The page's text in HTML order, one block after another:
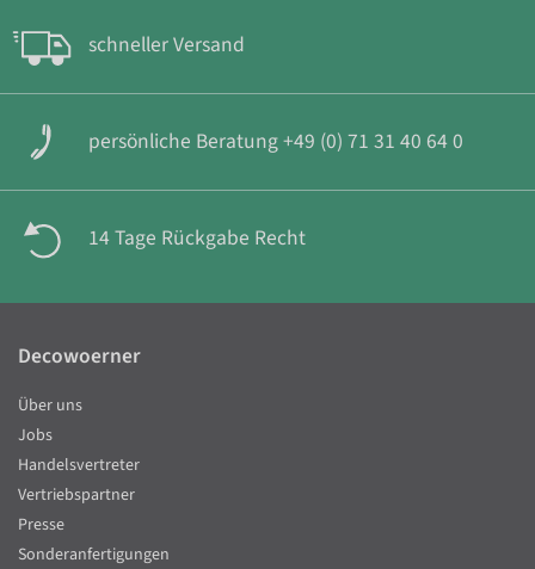
schneller Versand
persönliche Beratung +49 (0) 71 31 40 64 0
14 Tage Rückgabe Recht
Decowoerner
Über uns
Jobs
Handelsvertreter
Vertriebspartner
Presse
Sonderanfertigungen